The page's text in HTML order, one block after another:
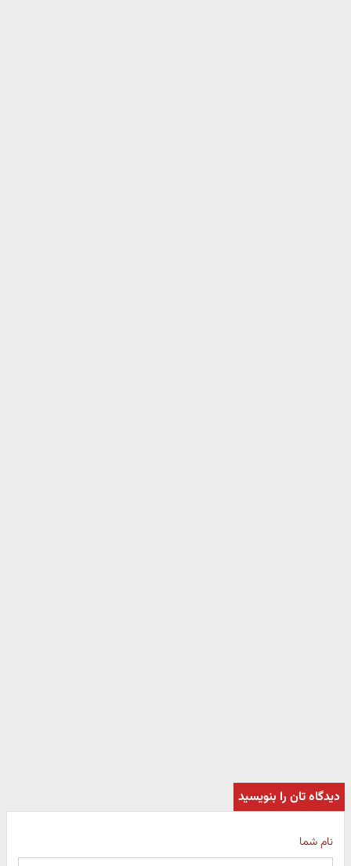
دیدگاه تان را بنویسید
نام شما